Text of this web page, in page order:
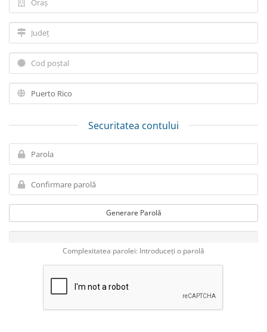
Securitatea contului
Generare Parolă
Complexitatea parolei: Introduceți o parolă